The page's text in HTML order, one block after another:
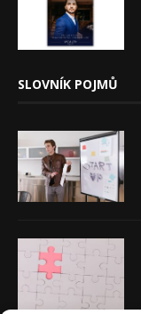
SLOVNÍK POJMŮ